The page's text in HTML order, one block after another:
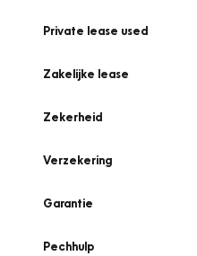
Private lease used
Zakelijke lease
Zekerheid
Verzekering
Garantie
Pechhulp